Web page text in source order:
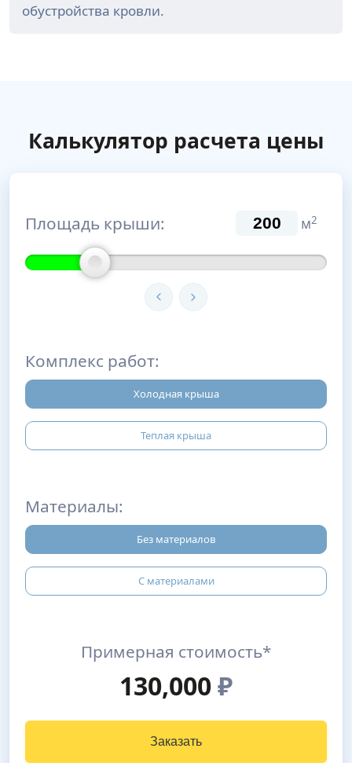
обустройства кровли.
Калькулятор расчета цены
Площадь крыши: м2
Комплекс работ:
Холодная крыша
Теплая крыша
Материалы:
Без материалов
С материалами
Примерная стоимость*
130,000₽
Заказать